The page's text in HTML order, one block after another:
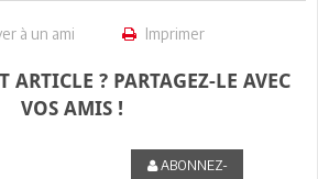
à un ami Imprimer
ARTICLE ? PARTAGEZ-LE AVEC
VOS AMIS !
ABONNEZ-